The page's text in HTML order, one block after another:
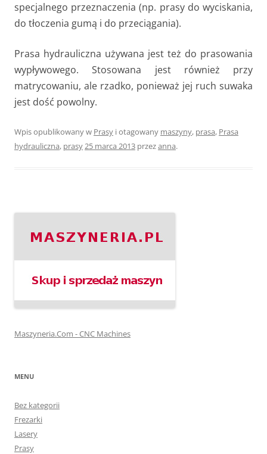
specjalnego przeznaczenia (np. prasy do wyciskania,
do tłoczenia gumą i do przeciągania).
Prasa hydrauliczna używana jest też do prasowania
wypływowego. Stosowana jest również przy
matrycowaniu, ale rzadko, ponieważ jej ruch suwaka
jest dość powolny.
Wpis opublikowany w Prasy i otagowany maszyny, prasa, Prasa
hydrauliczna, prasy25 marca 2013 przezanna.
Maszyneria.Com - CNC Machines
MENU
Bez kategorii
Frezarki
Lasery
Prasy